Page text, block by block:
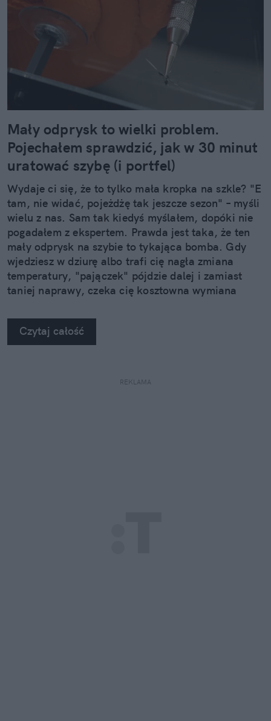
Mały odprysk to wielki problem.
Pojechałem sprawdzić, jak w 30 minut
uratować szybę (i portfel)
Wydaje ci się, że to tylko mała kropka na szkle? "E
tam, nie widać, pojeżdżę tak jeszcze sezon" – myśli
wielu z nas. Sam tak kiedyś myślałem, dopóki nie
pogadałem z ekspertem. Prawda jest taka, że ten
mały odprysk na szybie to tykająca bomba. Gdy
wjedziesz w dziurę albo trafi cię nagła zmiana
temperatury, "pajączek" pójdzie dalej i zamiast
taniej naprawy, czeka cię kosztowna wymiana
na własne oczy zobaczyć, jak profesjonaliści radzą
sobie z takimi uszkodzeniami.
Czytaj całość
REKLAMA